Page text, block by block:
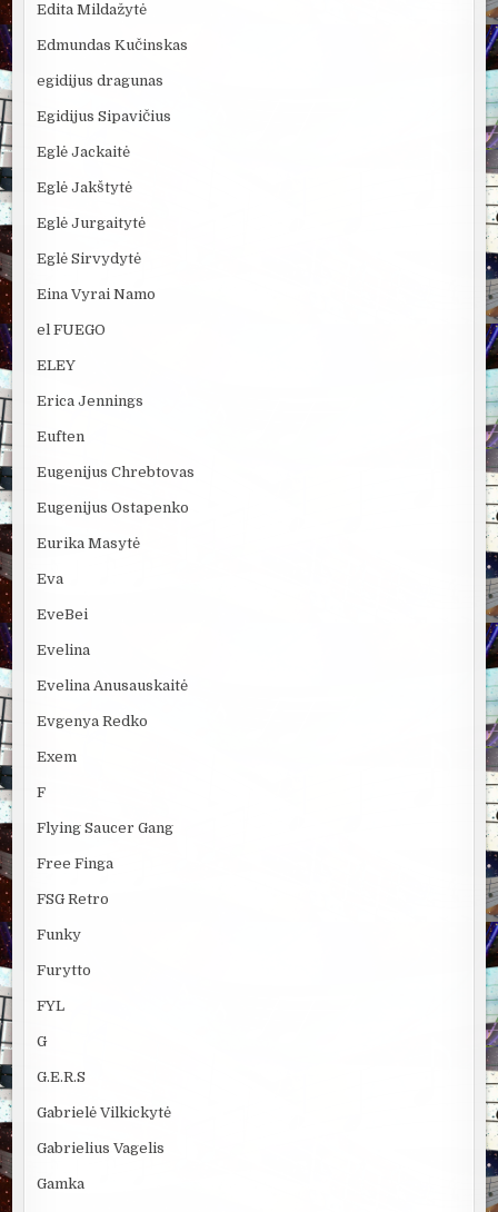
Edita Mildažytė
Edmundas Kučinskas
egidijus dragunas
Egidijus Sipavičius
Eglė Jackaitė
Eglė Jakštytė
Eglė Jurgaitytė
Eglė Sirvydytė
Eina Vyrai Namo
el FUEGO
ELEY
Erica Jennings
Euften
Eugenijus Chrebtovas
Eugenijus Ostapenko
Eurika Masytė
Eva
EveBei
Evelina
Evelina Anusauskaitė
Evgenya Redko
Exem
F
Flying Saucer Gang
Free Finga
FSG Retro
Funky
Furytto
FYL
G
G.E.R.S
Gabrielė Vilkickytė
Gabrielius Vagelis
Gamka